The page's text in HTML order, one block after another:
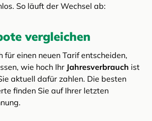
So läuft der Wechsel ab:
vergleichen
für einen neuen Tarif entscheiden,
wie hoch Ihr Jahresverbrauch ist
aktuell dafür zahlen. Die besten
finden Sie auf Ihrer letzten